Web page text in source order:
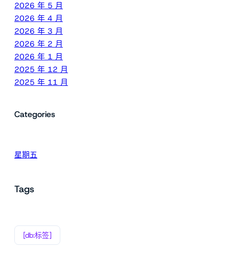
2026 年 5 月
2026 年 4 月
2026 年 3 月
2026 年 2 月
2026 年 1 月
2025 年 12 月
2025 年 11 月
Categories
星期五
Tags
[db:标签]